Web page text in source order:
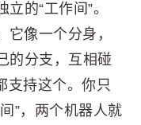
的“工作间”。
它像一个分身，
的分支，互相碰
支持这个。你只
”，两个机器人就